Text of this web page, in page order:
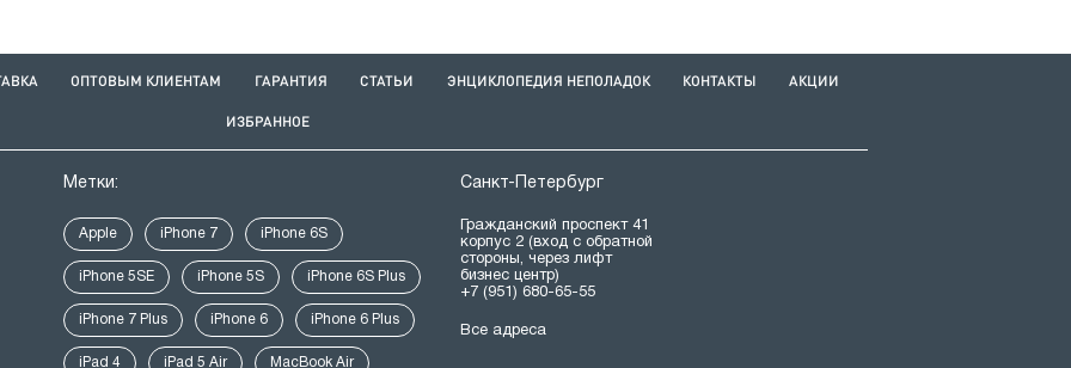
ОПТОВЫМ КЛИЕНТАМ ГАРАНТИЯ СТАТЬИ ЭНЦИКЛОПЕДИЯ НЕПОЛАДОК КОНТАКТЫ АКЦИИ
ИЗБРАННОЕ
Метки:
Apple iPhone 7 iPhone 6S
iPhone 5SE iPhone 5S iPhone 6S Plus
iPhone 7 Plus iPhone 6 iPhone 6 Plus
iPad 4 iPad 5 Air MacBook Air
Санкт-Петербург
Гражданский проспект 41
корпус 2 (вход с обратной
стороны, через лифт
бизнес центр)
+7 (951) 680-65-55
Все адреса